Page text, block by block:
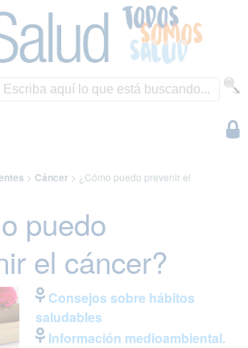
> Cáncer > ¿Cómo puedo prevenir el
puedo
el cáncer?
Consejos sobre hábitos
saludables
Información medioambiental.